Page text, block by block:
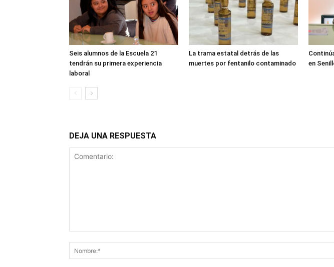
Seis alumnos de la Escuela 21
tendrán su primera experiencia
laboral
La trama estatal detrás de las
muertes por fentanilo contaminado
en
DEJA UNA RESPUESTA